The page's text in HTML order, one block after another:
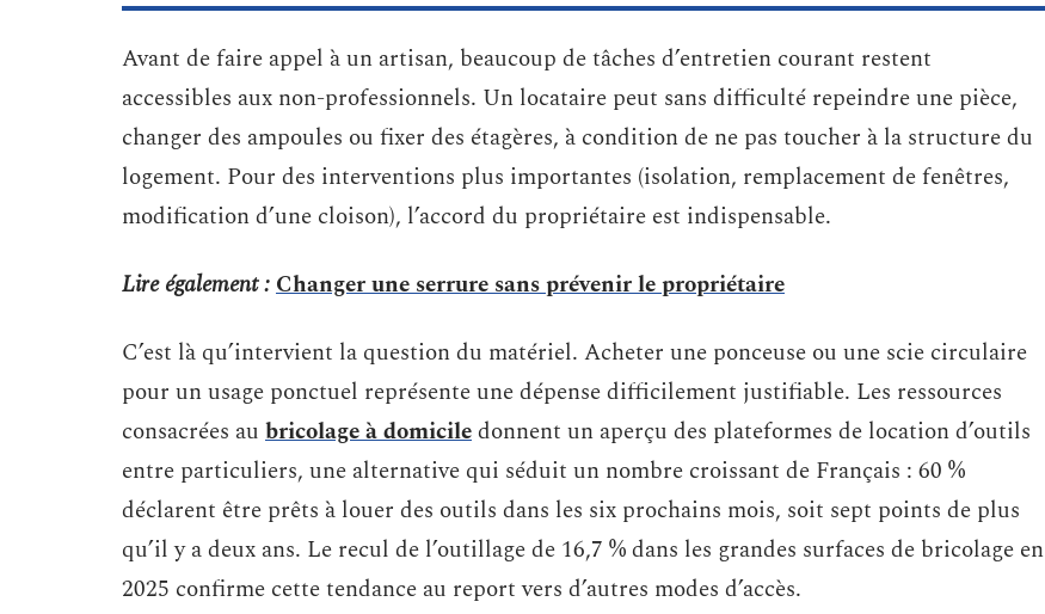
Avant de faire appel à un artisan, beaucoup de tâches d’entretien courant restent
accessibles aux non-professionnels. Un locataire peut sans difficulté repeindre une pièce,
changer des ampoules ou fixer des étagères, à condition de ne pas toucher à la structure du
logement. Pour des interventions plus importantes (isolation, remplacement de fenêtres,
modification d’une cloison), l’accord du propriétaire est indispensable.
Lire également :Changer une serrure sans prévenir le propriétaire
C’est là qu’intervient la question du matériel. Acheter une ponceuse ou une scie circulaire
pour un usage ponctuel représente une dépense difficilement justifiable. Les ressources
consacrées au bricolage à domiciledonnent un aperçu des plateformes de location d’outils
entre particuliers, une alternative qui séduit un nombre croissant de Français : 60 %
déclarent être prêts à louer des outils dans les six prochains mois, soit sept points de plus
qu’il y a deux ans. Le recul de l’outillage de 16,7 % dans les grandes surfaces de bricolage en
2025 confirme cette tendance au report vers d’autres modes d’accès.